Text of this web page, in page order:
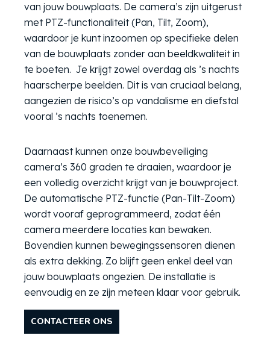
van jouw bouwplaats. De camera’s zijn uitgerust
met PTZ-functionaliteit (Pan, Tilt, Zoom),
waardoor je kunt inzoomen op specifieke delen
van de bouwplaats zonder aan beeldkwaliteit in
te boeten. Je krijgt zowel overdag als ’s nachts
haarscherpe beelden. Dit is van cruciaal belang,
aangezien de risico’s op vandalisme en diefstal
vooral ’s nachts toenemen.
Daarnaast kunnen onze bouwbeveiliging
camera’s 360 graden te draaien, waardoor je
een volledig overzicht krijgt van je bouwproject.
De automatische PTZ-functie (Pan-Tilt-Zoom)
wordt vooraf geprogrammeerd, zodat één
camera meerdere locaties kan bewaken.
Bovendien kunnen bewegingssensoren dienen
als extra dekking. Zo blijft geen enkel deel van
jouw bouwplaats ongezien. De installatie is
eenvoudig en ze zijn meteen klaar voor gebruik.
CONTACTEER ONS